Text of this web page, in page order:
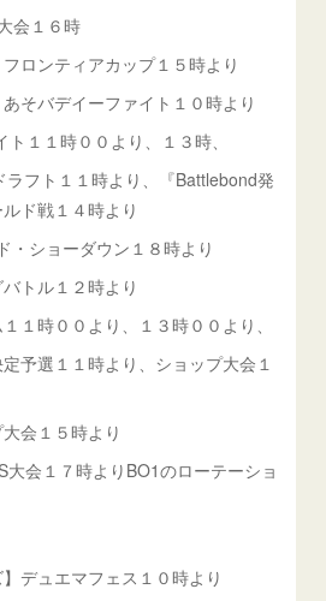
会１６時
フロンティアカップ１５時より
あそバデイーファイト１０時より
ト１１時００より、１３時、
ラフト１１時より、『Battlebond発
ド戦１４時より
・ショーダウン１８時より
トル１２時より
１時００より、１３時００より、
予選１１時より、ショップ大会１
会１５時より
大会１７時よりBO1のローテーショ
デュエマフェス１０時より